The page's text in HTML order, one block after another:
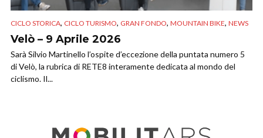
CICLO STORICA, CICLO TURISMO, GRAN FONDO, MOUNTAIN BIKE, NEWS
Velò – 9 Aprile 2026
Sarà Silvio Martinello l’ospite d’eccezione della puntata numero 5
di Velò, la rubrica di RETE8 interamente dedicata al mondo del
ciclismo. Il...